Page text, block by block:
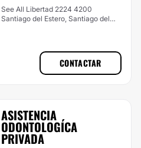
See All Libertad 2224 4200
Santiago del Estero, Santiago del
CONTACTAR
ASISTENCIA
ODONTOLOGÍCA
PRIVADA